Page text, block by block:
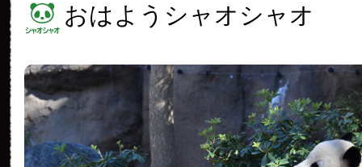
おはようシャオシャオ